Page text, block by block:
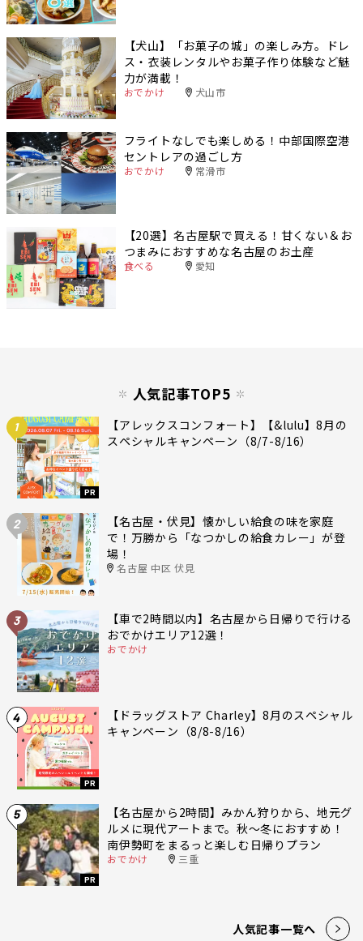
【犬山】「お菓子の城」の楽しみ方。ドレ
ス・衣装レンタルやお菓子作り体験など魅
力が満載！
おでかけ 犬山市
フライトなしでも楽しめる！中部国際空港
セントレアの過ごし方
おでかけ 常滑市
【20選】名古屋駅で買える！甘くない＆お
つまみにおすすめな名古屋のお土産
食べる 愛知
人気記事TOP5
1
PR
【アレックスコンフォート】【&lulu】8月の
スペシャルキャンペーン（8/7-8/16）
2
【名古屋・伏見】懐かしい給食の味を家庭
で！万勝から「なつかしの給食カレー」が登
場！
名古屋 中区 伏見
3
【車で2時間以内】名古屋から日帰りで行ける
おでかけエリア12選！
おでかけ
4
PR
【ドラッグストア Charley】8月のスペシャル
キャンペーン（8/8-8/16）
5
PR
【名古屋から2時間】みかん狩りから、地元グ
ルメに現代アートまで。秋〜冬におすすめ！
南伊勢町をまるっと楽しむ日帰りプラン
おでかけ 三重
人気記事一覧へ